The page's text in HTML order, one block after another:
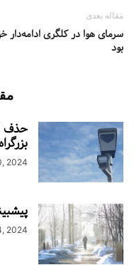
مقاله بعدی
سرمای هوا در کلگری ادامه‌دار
بود
2024
2024